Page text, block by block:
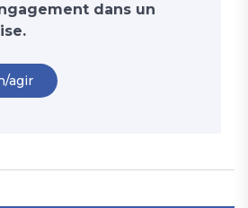
dans un
agir